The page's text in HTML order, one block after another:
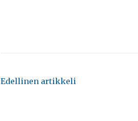
Artikkelien
Edellinen artikkeli